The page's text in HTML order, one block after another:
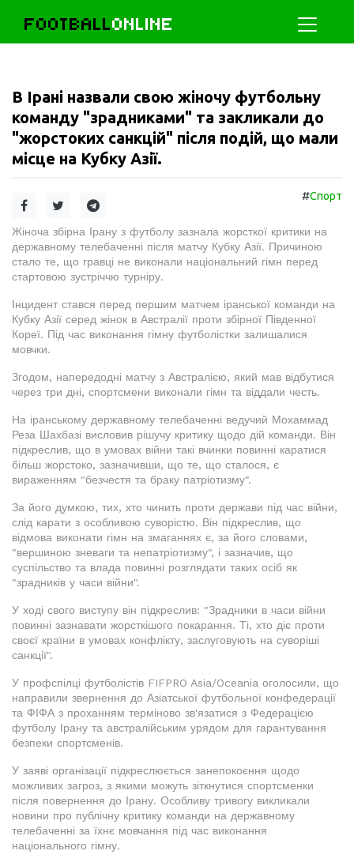
FOOTBALLONLINE
В Ірані назвали свою жіночу футбольну
команду "зрадниками" та закликали до
"жорстоких санкцій" після подій, що мали
місце на Кубку Азії.
#Спорт
Жіноча збірна Ірану з футболу зазнала жорсткої критики на
державному телебаченні після матчу Кубку Азії. Причиною
стало те, що гравці не виконали національний гімн перед
стартовою зустріччю турніру.
Інцидент стався перед першим матчем іранської команди на
Кубку Азії серед жінок в Австралії проти збірної Південної
Кореї. Під час виконання гімну футболістки залишалися
мовчки.
Згодом, напередодні матчу з Австралією, який мав відбутися
через три дні, спортсмени виконали гімн та віддали честь.
На іранському державному телебаченні ведучий Мохаммад
Реза Шахбазі висловив рішучу критику щодо дій команди. Він
підкреслив, що в умовах війни такі вчинки повинні каратися
більш жорстоко, зазначивши, що те, що сталося, є
вираженням "безчестя та браку патріотизму".
За його думкою, тих, хто чинить проти держави під час війни,
слід карати з особливою суворістю. Він підкреслив, що
відмова виконати гімн на змаганнях є, за його словами,
"вершиною зневаги та непатріотизму", і зазначив, що
суспільство та влада повинні розглядати таких осіб як
"зрадників у часи війни".
У ході свого виступу він підкреслив: "Зрадники в часи війни
повинні зазнавати жорсткішого покарання. Ті, хто діє проти
своєї країни в умовах конфлікту, заслуговують на суворіші
санкції".
У профспілці футболістів FIFPRO Asia/Oceania оголосили, що
направили звернення до Азіатської футбольної конфедерації
та ФІФА з проханням терміново зв'язатися з Федерацією
футболу Ірану та австралійським урядом для гарантування
безпеки спортсменів.
У заяві організації підкреслюється занепокоєння щодо
можливих загроз, з якими можуть зіткнутися спортсменки
після повернення до Ірану. Особливу тривогу викликали
новини про публічну критику команди на державному
телебаченні за їхнє мовчання під час виконання
національного гімну.